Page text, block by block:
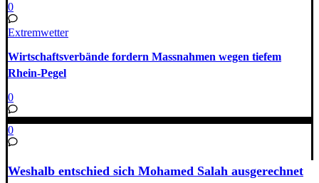
0
Extremwetter
Wirtschaftsverbände fordern Massnahmen wegen tiefem
Rhein-Pegel
0
0
Weshalb entschied sich Mohamed Salah ausgerechnet